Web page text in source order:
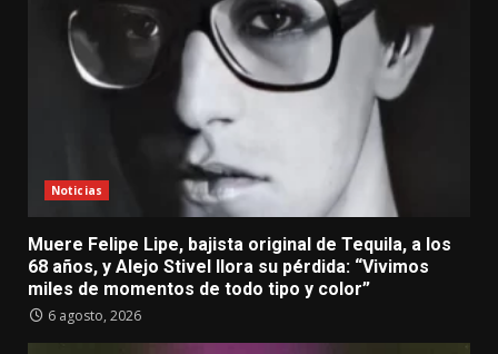
Noticias
Muere Felipe Lipe, bajista original de Tequila, a los
68 años, y Alejo Stivel llora su pérdida: “Vivimos
miles de momentos de todo tipo y color”
6 agosto, 2026